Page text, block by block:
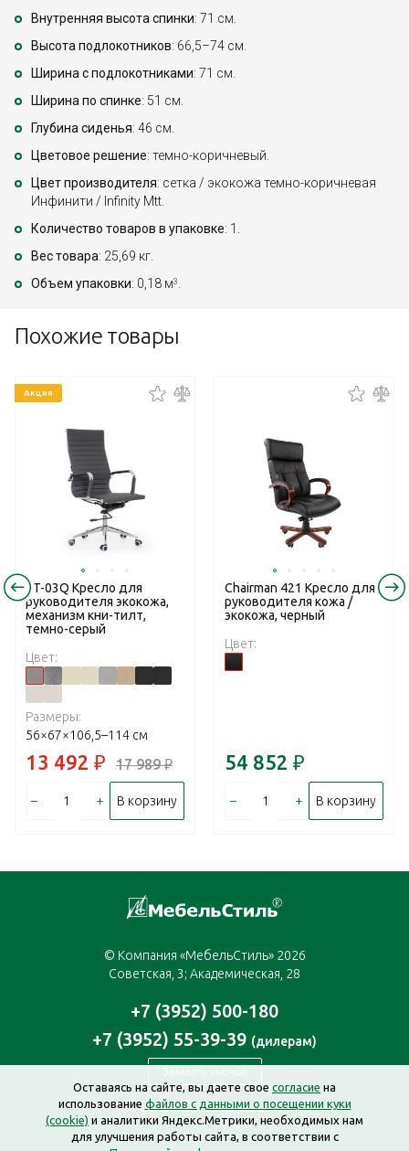
Внутренняя высота спинки: 71 см.
Высота подлокотников: 66,5–74 см.
Ширина с подлокотниками: 71 см.
Ширина по спинке: 51 см.
Глубина сиденья: 46 см.
Цветовое решение: темно-коричневый.
Цвет производителя: сетка / экокожа темно-коричневая
Инфинити / Infinity Mtt.
Количество товаров в упаковке: 1.
Вес товара: 25,69 кг.
Объем упаковки: 0,18 м3
Похожие товары
Акция
RT-03Q Кресло для
руководителя экокожа,
механизм кни-тилт,
темно-серый
Цвет:
Размеры:
56×67×106,5–114 см
13 492 ₽ 17 989₽
– + В корзину
Chairman 421 Кресло для
руководителя кожа /
экокожа, черный
Цвет:
54 852 ₽
– + В корзину
© Компания «МебельСтиль» 2026
Советская, 3; Академическая, 28
+7 (3952) 500-180
+7 (3952) 55-39-39 (дилерам)
Заказать звонок
irkutsk@mebelstyle.ru
Оставаясь на сайте, вы даете свое согласие на
использованиефайлов с данными о посещении куки
(cookie) и аналитики Яндекс.Метрики, необходимых нам
для улучшения работы сайта, в соответствии с